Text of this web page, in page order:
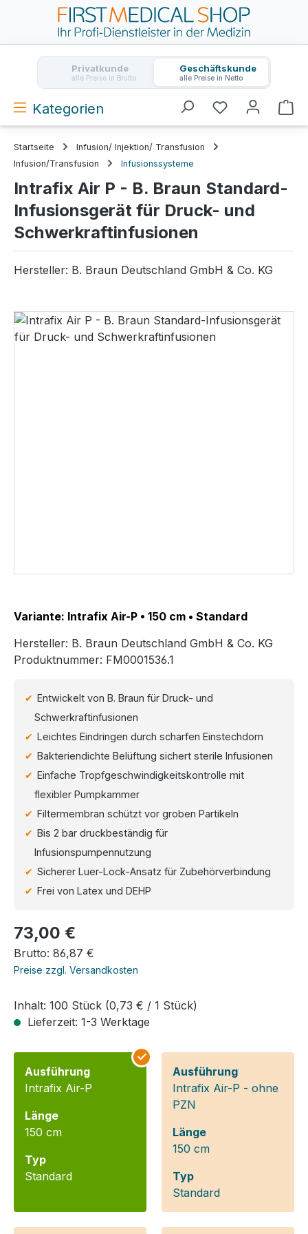
Zum Hauptinhalt springen
Privatkunde
alle Preise in Brutto
Geschäftskunde
alle Preise in Netto
Kategorien
Startseite
Infusion/ Injektion/ Transfusion
Infusion/Transfusion
Infusionssysteme
Intrafix Air P - B. Braun Standard-
Infusionsgerät für Druck- und
Schwerkraftinfusionen
Hersteller: B. Braun Deutschland GmbH & Co. KG
Bildergalerie überspringen
Variante: Intrafix Air-P • 150 cm • Standard
Hersteller: B. Braun Deutschland GmbH & Co. KG
Produktnummer: FM0001536.1
Entwickelt von B. Braun für Druck- und
Schwerkraftinfusionen
Leichtes Eindringen durch scharfen Einstechdorn
Bakteriendichte Belüftung sichert sterile Infusionen
Einfache Tropfgeschwindigkeitskontrolle mit
flexibler Pumpkammer
Filtermembran schützt vor groben Partikeln
Bis 2 bar druckbeständig für
Infusionspumpennutzung
Sicherer Luer-Lock-Ansatz für Zubehörverbindung
Frei von Latex und DEHP
Regulärer Preis:
73,00 €
Brutto: 86,87 €
Preise zzgl. Versandkosten
Inhalt: 100 Stück (0,73 € / 1 Stück)
Lieferzeit: 1-3 Werktage
Ausführung
Intrafix Air-P
Länge
150 cm
Typ
Standard
Ausführung
Intrafix Air-P - ohne
PZN
Länge
150 cm
Typ
Standard